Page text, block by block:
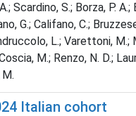
Scardino, S.; Borza, P.
G.; Califano, C.;
L.; Varettoni,
M.; Renzo, N. D.;
Italian cohort